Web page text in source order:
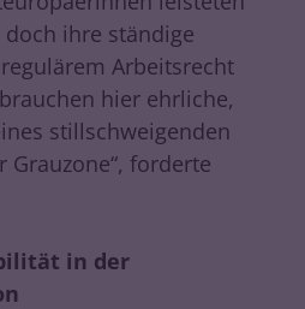
ihre ständige
Arbeitsrecht
hier ehrliche,
stillschweigenden
forderte
in der